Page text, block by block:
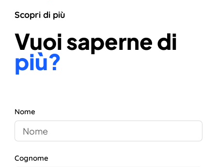
Scopri di più
Vuoi saperne di
più?
Nome
Cognome